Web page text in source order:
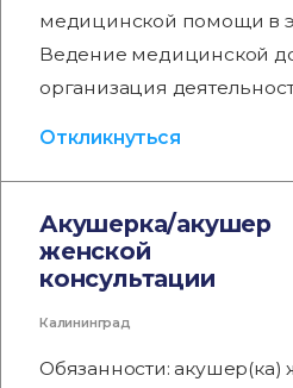
медицинской помощи в
Ведение медицинской
организация
Откликнуться
Акушерка/акушер
женской
консультации
Калининград
Обязанности: акушер(ка)